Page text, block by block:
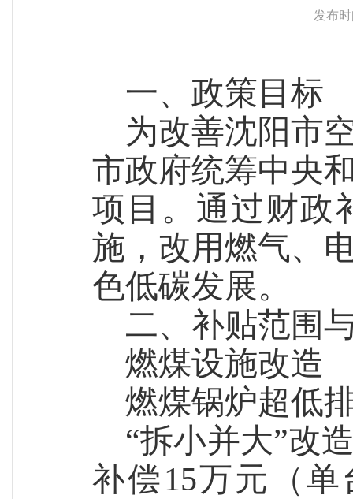
发布
一、政策目标
为改善沈阳市
市政府统筹中央
项目。通过财政
施，改用燃气、
色低碳发展。
二、补贴范围
燃煤设施改造
燃煤锅炉超低
“拆小并大”改
补偿15万元（单